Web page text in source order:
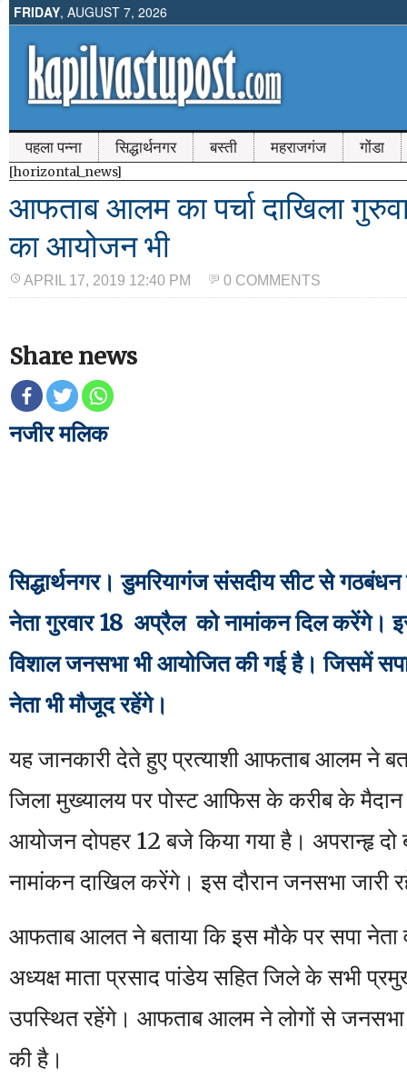
FRIDAY, AUGUST 7, 2026
पहला पन्ना सिद्धार्थनगर बस्ती महराजगंज गोंडा
[horizontal_news]
आफताब आलम का पर्चा दाखिला
का आयोजन भी
APRIL 17, 2019 12:40 PM 0 COMMENTS
Share news
नजीर मलिक
सिद्धार्थनगर। डुमरियागंज संसदीय सीट से गठबंधन
नेता गुरवार 18 अप्रैल को नामांकन दिल करेंगे।
विशाल जनसभा भी आयोजित की गई है। जिसमें
नेता भी मौजूद रहेंगे।
यह जानकारी देते हुए प्रत्याशी आफताब आलम ने
जिला मुख्यालय पर पोस्ट आफिस के करीब के
आयोजन दोपहर 12 बजे किया गया है। अपरान्हृ
नामांकन दाखिल करेंगे। इस दौरान जनसभा जारी
आफताब आलत ने बताया कि इस मौके पर सपा नेता व
अध्यक्ष माता प्रसाद पांडेय सहित जिले के सभी
उपस्थित रहेंगे। आफताब आलम ने लोगों से जनसभा
की है।